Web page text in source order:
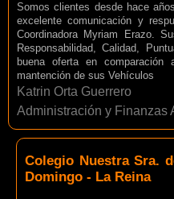
Somos clientes desde hace
excelente comunicación y
Coordinadora Myriam Erazo.
Responsabilidad, Calidad,
buena oferta en
mantención de sus Vehículos
Katrin Orta Guerrero
Administración y Finanzas
Colegio Nuestra Sra.
Domingo - La Reina